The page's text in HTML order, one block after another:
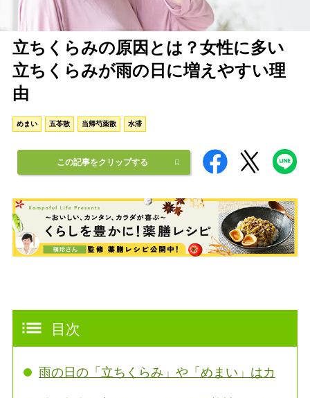
立ちくらみの原因とは？女性に多い
立ちくらみが雨の日に増えやすい理
由
めまい 五苓散 当帰芍薬散 水滞
この記事をクリップする
目次
雨の日の「立ちくらみ」や「めまい」はカ